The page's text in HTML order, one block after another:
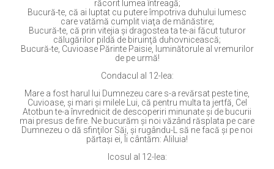
răcorit lumea întreagă;
Bucură-te, că ai luptat cu putere împotriva duhului lumesc
care vatămă cumplit viaţa de mănăstire;
Bucură-te, că prin vitejia şi dragostea ta te-ai făcut tuturor
călugărilor pildă de biruinţă duhovnicească;
Bucură-te, Cuvioase Părinte Paisie, luminătorule al vremurilor
de pe urmă!
Condacul al 12-lea:
Mare a fost harul lui Dumnezeu care s-a revărsat peste tine,
Cuvioase, şi mari şi milele Lui, că pentru multa ta jertfă, Cel
Atotbun te-a învrednicit de descoperiri minunate şi de bucurii
mai presus de fire. Ne bucurăm şi noi văzând răsplata pe care
Dumnezeu o dă sfinţilor Săi, şi rugându-L să ne facă şi pe noi
părtaşi ei, Îi cântăm: Aliluia!
Icosul al 12-lea: